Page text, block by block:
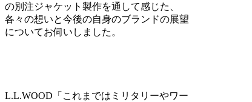
の別注ジャケット製作を通して感じた、
各々の想いと今後の自身のブランドの展望
についてお伺いしました。
L.L.WOOD 「これまではミリタリーやワー